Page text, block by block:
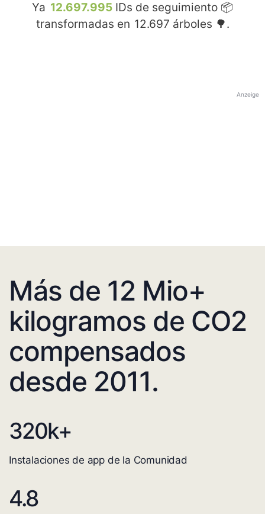
Ya 12.697.995 IDs de seguimiento 📦
transformadas en 12.697 árboles 🌳.
Anzeige
Más de 12 Mio+
kilogramos de CO2
compensados
desde 2011.
320k+
Instalaciones de app de la Comunidad
4.8